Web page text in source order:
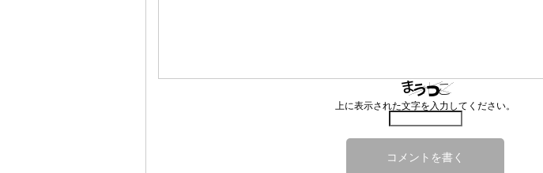
上に表示された文字を入力してください。